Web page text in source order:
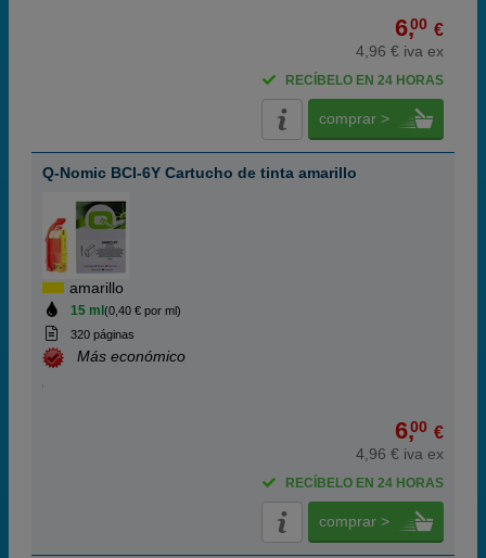
6,00 €
4,96 € iva ex
RECÍBELO EN 24 HORAS
comprar >
Q-Nomic BCI-6Y Cartucho de tinta amarillo
amarillo
15 ml (0,40 € por ml)
320 páginas
Más económico
6,00 €
4,96 € iva ex
RECÍBELO EN 24 HORAS
comprar >